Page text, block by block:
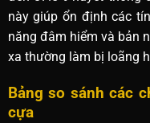
này giúp ổn định các
năng đâm hiểm và bản
xa thường làm bị loãng
Bảng so sánh các
cựa